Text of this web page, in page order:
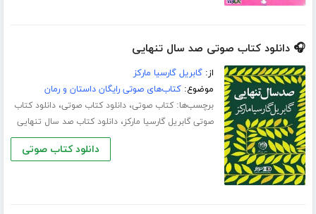
🎧 دانلود کتاب صوتی صد سال تنهایی
از:گابریل گارسیا مارکز
موضوع:کتاب‌های صوتی رایگان داستان و رمان
برچسب‌ها:کتاب صوتی،دانلود کتاب صوتی،دانلود کتاب
صوتی گابریل گارسیا مارکز،دانلود کتاب صد سال تنهایی
دانلود کتاب صوتی